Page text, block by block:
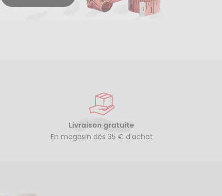
Livraison gratuite
En magasin dès 35 € d’achat